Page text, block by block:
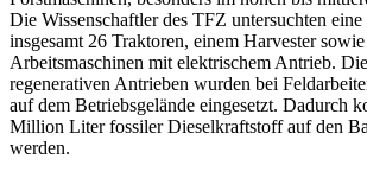
Die Wissenschaftler des TFZ untersuchten
insgesamt 26 Traktoren, einem Harvester
Arbeitsmaschinen mit elektrischem Antrieb.
regenerativen Antrieben wurden bei
auf dem Betriebsgelände eingesetzt. Dadurch
Million Liter fossiler Dieselkraftstoff auf den
werden.